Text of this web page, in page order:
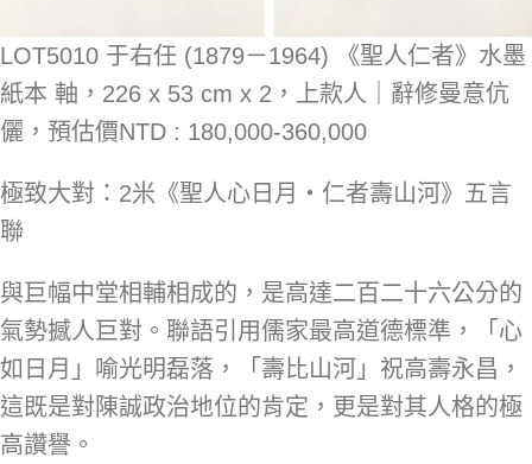
LOT5010 于右任 (1879－1964) 《聖人仁者》水墨
紙本 軸，226 x 53 cm x 2，上款人｜辭修曼意伉
儷，預估價NTD : 180,000-360,000
極致大對：2米《聖人心日月・仁者壽山河》五言
聯
與巨幅中堂相輔相成的，是高達二百二十六公分的
氣勢撼人巨對。聯語引用儒家最高道德標準，「心
如日月」喻光明磊落，「壽比山河」祝高壽永昌，
這既是對陳誠政治地位的肯定，更是對其人格的極
高讚譽。